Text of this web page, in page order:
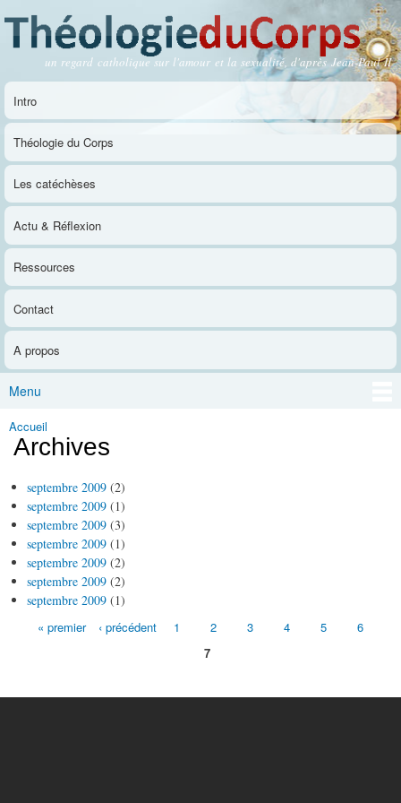
contenu
principal
Théologie du Corps
un regard catholique sur l'amour et la sexualité, d'après Jean-Paul II
Menu principal
Intro
Théologie du Corps
Les catéchèses
Actu & Réflexion
Ressources
Contact
A propos
Menu
Vous êtes ici
Accueil
Archives
septembre 2009 (2)
septembre 2009 (1)
septembre 2009 (3)
septembre 2009 (1)
septembre 2009 (2)
septembre 2009 (2)
septembre 2009 (1)
Pages
« premier ‹ précédent 1 2 3 4 5
6
7